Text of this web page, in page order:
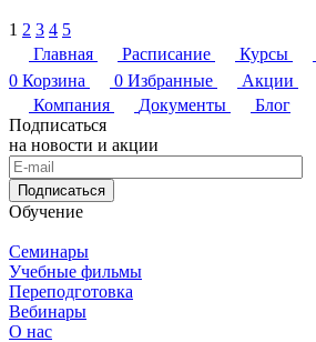
1 2 3 4 5
Главная
Расписание Курсы
0 Корзина 0 Избранные Акции
Компания
Документы
Блог
Подписаться
на новости и акции
Подписаться
Обучение
Семинары
Учебные фильмы
Переподготовка
Вебинары
О нас